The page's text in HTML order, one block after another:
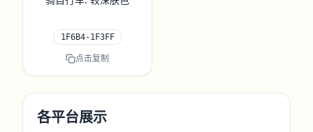
1F6B4-1F3FF
点击复制
各平台展示